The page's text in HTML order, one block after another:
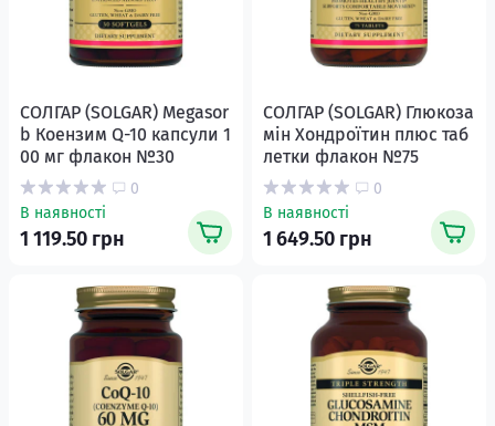
СОЛГАР (SOLGAR) Megasor
b Коензим Q-10 капсули 1
00 мг флакон №30
0
В наявності
1 119.50 грн
СОЛГАР (SOLGAR) Глюкоза
мін Хондроїтин плюс таб
летки флакон №75
0
В наявності
1 649.50 грн